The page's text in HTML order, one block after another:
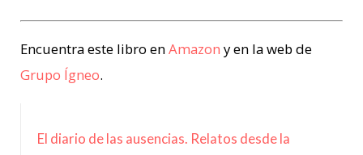
Encuentra este libro enAmazon y en la web de
Grupo Ígneo.
El diario de las ausencias. Relatos desde la